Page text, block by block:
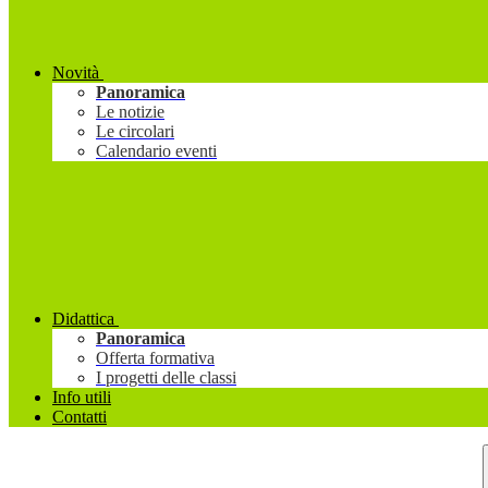
Novità
Panoramica
Le notizie
Le circolari
Calendario eventi
Didattica
Panoramica
Offerta formativa
I progetti delle classi
Info utili
Contatti